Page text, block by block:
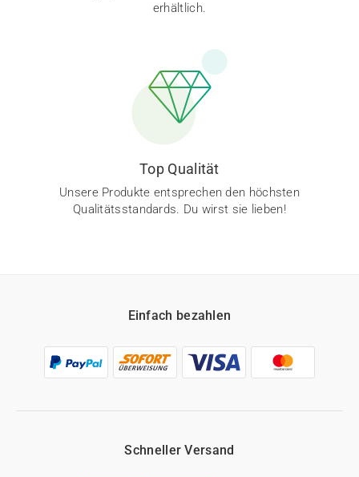
erhältlich.
Top Qualität
Unsere Produkte entsprechen den höchsten
Qualitätsstandards. Du wirst sie lieben!
Einfach bezahlen
Schneller Versand